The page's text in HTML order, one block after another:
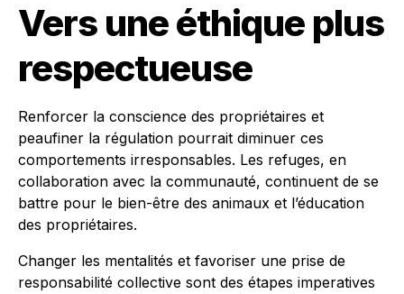
Vers une éthique plus
respectueuse
Renforcer la conscience des propriétaires et
peaufiner la régulation pourrait diminuer ces
comportements irresponsables. Les refuges, en
collaboration avec la communauté, continuent de se
battre pour le bien-être des animaux et l’éducation
des propriétaires.
Changer les mentalités et favoriser une prise de
responsabilité collective sont des étapes imperatives